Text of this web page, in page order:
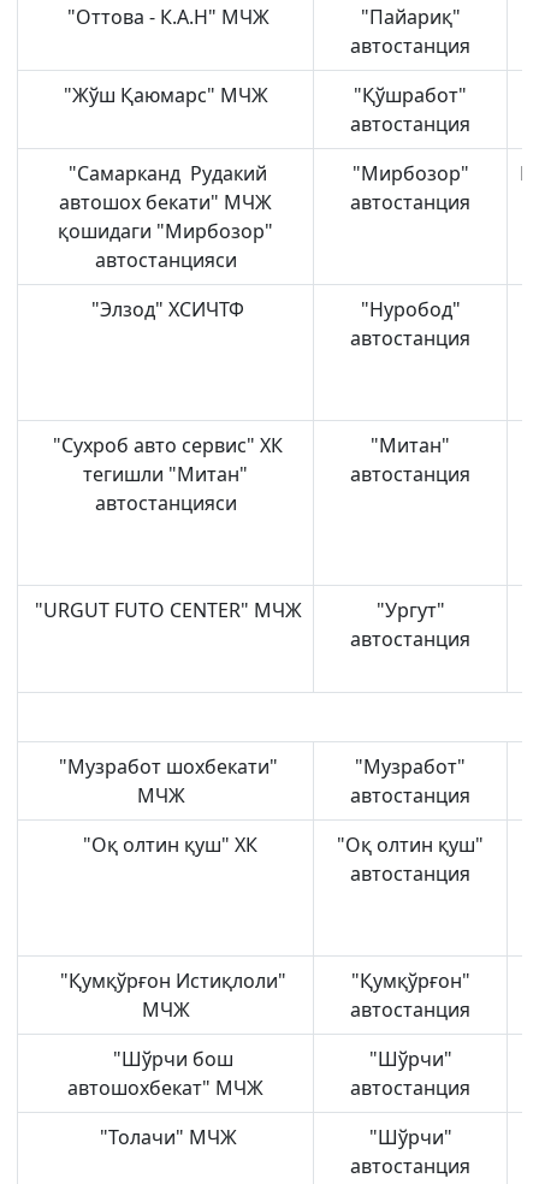
"Оттова - К.А.Н" МЧЖ
"Пайариқ"
автостанция
"Жўш Қаюмарс" МЧЖ
"Қўшработ"
автостанция
"Самарканд Рудакий
автошох бекати" МЧЖ
қошидаги "Мирбозор"
автостанцияси
"Мирбозор"
автостанция
"Элзод" ХСИЧТФ
"Нуробод"
автостанция
"Сухроб авто сервис" ХК
тегишли "Митан"
автостанцияси
"Митан"
автостанция
"URGUT FUTO CENTER" МЧЖ
"Ургут"
автостанция
"Музработ шохбекати"
МЧЖ
"Музработ"
автостанция
"Оқ олтин қуш" ХК
"Оқ олтин қуш"
автостанция
"Қумқўрғон Истиқлоли"
МЧЖ
"Қумқўрғон"
автостанция
"Шўрчи бош
автошохбекат" МЧЖ
"Шўрчи"
автостанция
"Толачи" МЧЖ
"Шўрчи"
автостанция